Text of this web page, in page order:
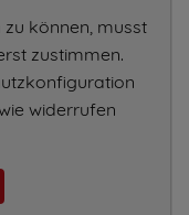
können, musst
zustimmen.
widerrufen